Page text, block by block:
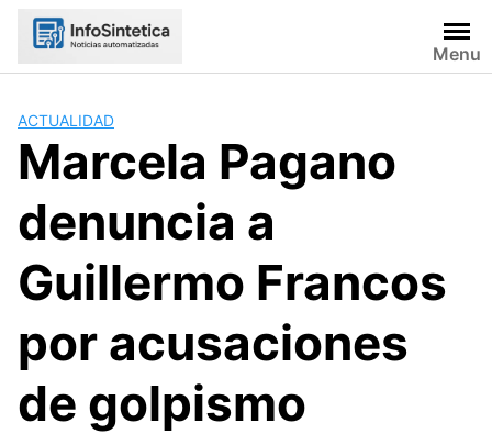
Skip
Menu
ACTUALIDAD
Marcela Pagano
denuncia a
Guillermo Francos
por acusaciones
de golpismo